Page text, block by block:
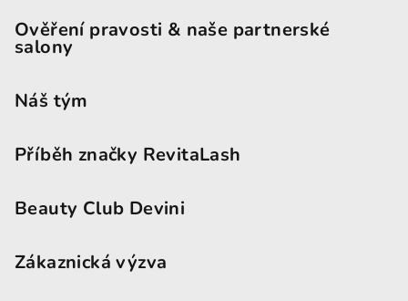
Ověření pravosti & naše partnerské
salony
Náš tým
Příběh značky RevitaLash
Beauty Club Devini
Zákaznická výzva